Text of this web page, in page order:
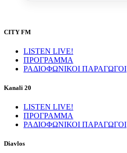
CITY FM
LISTEN LIVE!
ΠΡΟΓΡΑΜΜΑ
ΡΑΔΙΟΦΩΝΙΚΟΙ ΠΑΡΑΓΩΓΟΙ
Kanali 20
LISTEN LIVE!
ΠΡΟΓΡΑΜΜΑ
ΡΑΔΙΟΦΩΝΙΚΟΙ ΠΑΡΑΓΩΓΟΙ
Diavlos